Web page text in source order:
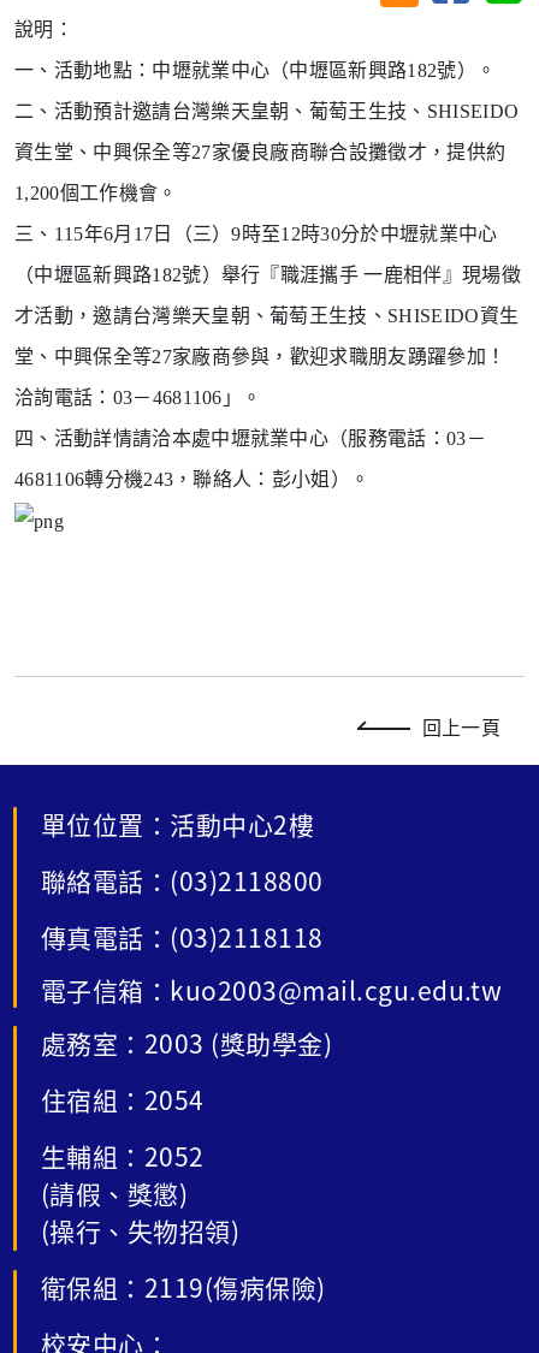
說明：
一、活動地點：中壢就業中心（中壢區新興路182號）。
二、活動預計邀請台灣樂天皇朝、葡萄王生技、SHISEIDO
資生堂、中興保全等27家優良廠商聯合設攤徵才，提供約
1,200個工作機會。
三、 115年6月17日（三）9時至12時30分於中壢就業中心
（中壢區新興路182號）舉行 『職涯攜手 一鹿相伴』現場徵
才活動，邀請台灣樂天皇朝、葡萄王生技、SHISEIDO資生
堂、中興保全等27家廠商參與，歡迎求職朋友踴躍參加！
洽詢電話：03－4681106」。
四、活動詳情請洽本處中壢就業中心（服務電話：03－
4681106轉分機243，聯絡人：彭小姐）。
回上一頁
單位位置：活動中心2樓
聯絡電話：(03)2118800
傳真電話：(03)2118118
電子信箱：kuo2003@mail.cgu.edu.tw
處務室：2003 (獎助學金)
住宿組：2054
生輔組：2052
(請假、獎懲)
(操行、失物招領)
衛保組：2119(傷病保險)
校安中心：